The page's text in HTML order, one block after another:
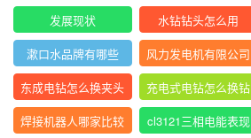
发展现状
水钻钻头怎么用
漱口水品牌有哪些
风力发电机有限公司
官网
东成电钻怎么换夹头
视频
充电式电钻怎么换钻
头
焊接机器人哪家比较
cl3121三相电能表现